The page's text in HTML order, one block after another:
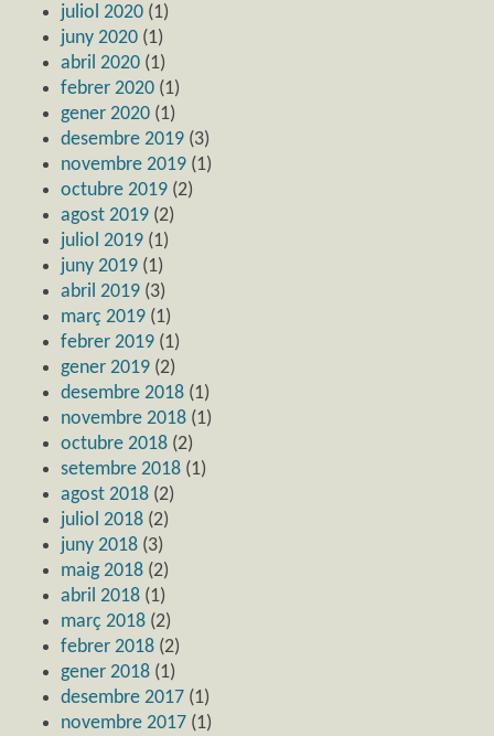
juliol 2020 (1)
juny 2020 (1)
abril 2020 (1)
febrer 2020 (1)
gener 2020 (1)
desembre 2019 (3)
novembre 2019 (1)
octubre 2019 (2)
agost 2019 (2)
juliol 2019 (1)
juny 2019 (1)
abril 2019 (3)
març 2019 (1)
febrer 2019 (1)
gener 2019 (2)
desembre 2018 (1)
novembre 2018 (1)
octubre 2018 (2)
setembre 2018 (1)
agost 2018 (2)
juliol 2018 (2)
juny 2018 (3)
maig 2018 (2)
abril 2018 (1)
març 2018 (2)
febrer 2018 (2)
gener 2018 (1)
desembre 2017 (1)
novembre 2017 (1)